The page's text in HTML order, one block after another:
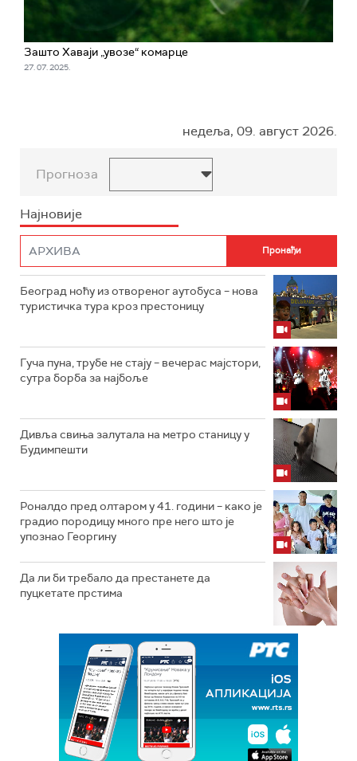
Зашто Хаваји „увозе“ комарце
27. 07. 2025.
недеља, 09. август 2026.
Прогноза
Најновије
Београд ноћу из отвореног аутобуса – нова
туристичка тура кроз престоницу
Гуча пуна, трубе не стају – вечерас мајстори,
сутра борба за најбоље
Дивља свиња залутала на метро станицу у
Будимпешти
Роналдо пред олтаром у 41. години – како је
градио породицу много пре него што је
упознао Георгину
Да ли би требало да престанете да
пуцкетате прстима